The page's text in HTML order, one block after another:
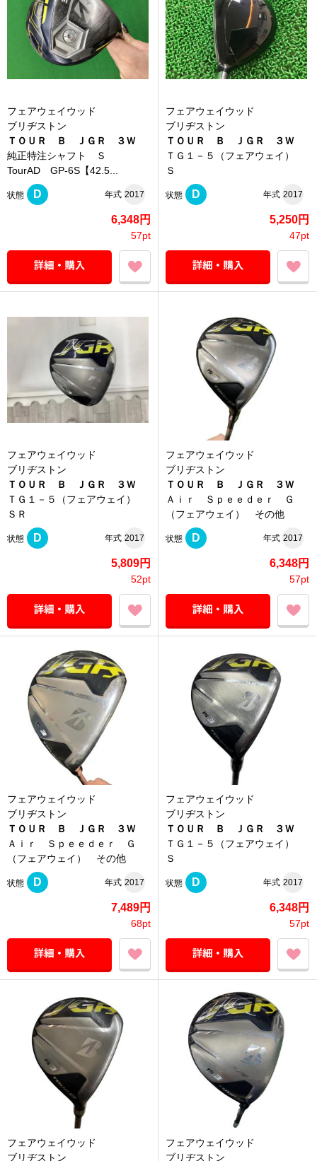
フェアウェイウッド
ブリヂストン
ＴＯＵＲ Ｂ ＪＧＲ ３Ｗ
純正特注シャフト Ｓ
TourAD GP-6S【42.5...
状態 D 年式 2017
6,348円
57pt
フェアウェイウッド
ブリヂストン
ＴＯＵＲ Ｂ ＪＧＲ ３Ｗ
ＴＧ１－５（フェアウェイ）
Ｓ
状態 D 年式 2017
5,250円
47pt
フェアウェイウッド
ブリヂストン
ＴＯＵＲ Ｂ ＪＧＲ ３Ｗ
ＴＧ１－５（フェアウェイ）
ＳＲ
状態 D 年式 2017
5,809円
52pt
フェアウェイウッド
ブリヂストン
ＴＯＵＲ Ｂ ＪＧＲ ３Ｗ
Ａｉｒ Ｓｐｅｅｄｅｒ Ｇ
（フェアウェイ） その他
状態 D 年式 2017
6,348円
57pt
フェアウェイウッド
ブリヂストン
ＴＯＵＲ Ｂ ＪＧＲ ３Ｗ
Ａｉｒ Ｓｐｅｅｄｅｒ Ｇ
（フェアウェイ） その他
状態 D 年式 2017
7,489円
68pt
フェアウェイウッド
ブリヂストン
ＴＯＵＲ Ｂ ＪＧＲ ３Ｗ
ＴＧ１－５（フェアウェイ）
Ｓ
状態 D 年式 2017
6,348円
57pt
フェアウェイウッド
ブリヂストン
フェアウェイウッド
ブリヂストン